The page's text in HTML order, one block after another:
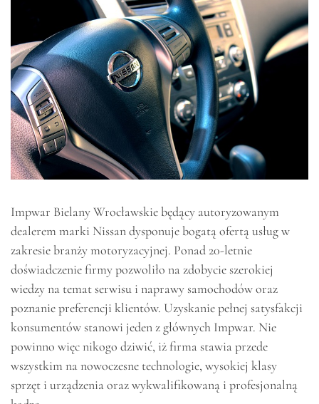
Impwar Bielany Wrocławskie będący autoryzowanym
dealerem marki Nissan dysponuje bogatą ofertą usług w
zakresie branży motoryzacyjnej. Ponad 20-letnie
doświadczenie firmy pozwoliło na zdobycie szerokiej
wiedzy na temat serwisu i naprawy samochodów oraz
poznanie preferencji klientów. Uzyskanie pełnej satysfakcji
konsumentów stanowi jeden z głównych Impwar. Nie
powinno więc nikogo dziwić, iż firma stawia przede
wszystkim na nowoczesne technologie, wysokiej klasy
sprzęt i urządzenia oraz wykwalifikowaną i profesjonalną